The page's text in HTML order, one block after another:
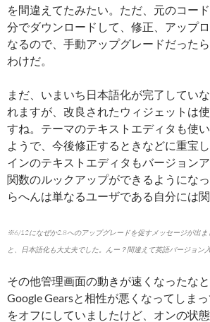
を間違えてたみたい。ただ、元のコー
分でダウンロードして、修正、アップ
なるので、手動アップグレードだった
わけだ。
まだ、いまいち日本語化が完了してい
れますが、改良されたウィジェットは
すね。テーマのテキストエディタも使
ようで、今後修正するときなどに重宝
インのテキストエディタもバージョンア
関数のルックアップができるようにな
らへんは単なるユーザである自分には関
※6/12になぜか2.8へのアップグレードを促すメッセージが出ま
と、日本語化も大丈夫でした。んー？間違えて英語バージョン
その他管理画面の動きが速くなったなと
Google Gearsと相性が悪くなってしま
をオフにしていましたけど、オンの状